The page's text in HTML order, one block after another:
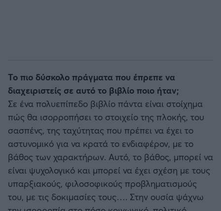
Το πιο δύσκολο πράγματα που έπρεπε να
διαχειριστείς σε αυτό το βιβλίο ποιο ήταν;
Σε ένα πολυεπίπεδο βιβλίο πάντα είναι στοίχημα
πώς θα ισορροπήσει το στοιχείο της πλοκής, του
σασπένς, της ταχύτητας που πρέπει να έχει το
αστυνομικό για να κρατά το ενδιαφέρον, με το
βάθος των χαρακτήρων. Αυτό, το βάθος, μπορεί να
είναι ψυχολογικό και μπορεί να έχει σχέση με τους
υπαρξιακούς, φιλοσοφικούς προβληματισμούς
του, με τις δοκιμασίες τους…. Στην ουσία ψάχνω